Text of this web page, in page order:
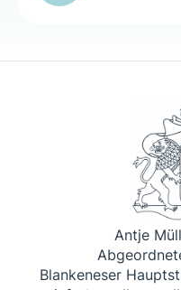
Antje
Blankeneser